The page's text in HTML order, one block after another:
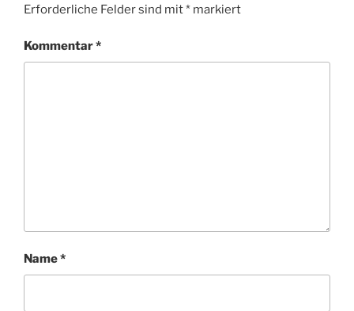
Erforderliche Felder sind mit* markiert
Kommentar*
Name*